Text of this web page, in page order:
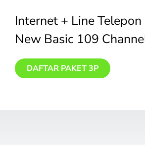
Internet + Line
New Basic 109
DAFTAR PAKET 3P